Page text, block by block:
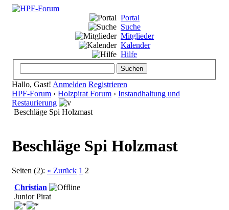
Portal
Suche
Mitglieder
Kalender
Hilfe
Hallo, Gast! Anmelden Registrieren
HPF-Forum › Holzpirat Forum › Instandhaltung und
Restaurierung
Beschläge Spi Holzmast
Beschläge Spi Holzmast
Seiten (2): « Zurück 1 2
Christian
Junior Pirat